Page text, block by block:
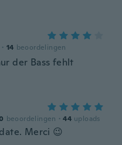
· 14 beoordelingen
der Bass fehlt
beoordelingen · 44 uploads
Merci 😉